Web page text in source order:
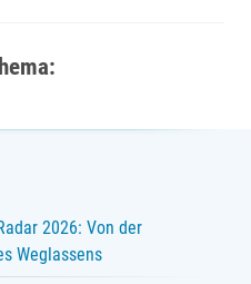
2026: Von der
Weglassens